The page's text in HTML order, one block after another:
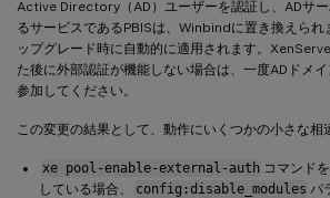
Active Directory（AD）ユーザーを認証し、ADサ
るサービスであるPBISは、Winbindに置き換えられ
ップグレード時に自動的に適用されます。
た後に外部認証が機能しない場合は、一度ADドメ
参加してください。
この変更の結果として、動作にいくつかの小さな相
xe pool-enable-external-auth コマンド
している場合、
config:disable_modules パ